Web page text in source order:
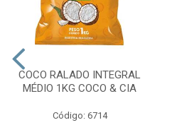
COCO RALADO INTEGRAL
MÉDIO 1KG COCO & CIA
Código: 6714